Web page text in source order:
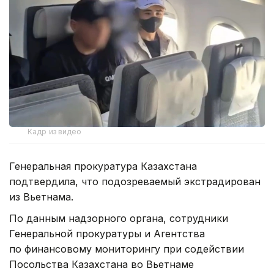
Кадр из видео
Генеральная прокуратура Казахстана
подтвердила, что подозреваемый экстрадирован
из Вьетнама.
По данным надзорного органа, сотрудники
Генеральной прокуратуры и Агентства
по финансовому мониторингу при содействии
Посольства Казахстана во Вьетнаме